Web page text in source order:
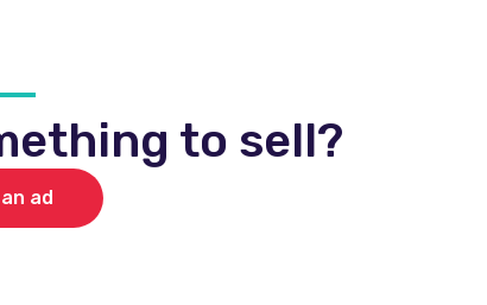
to sell?
ad